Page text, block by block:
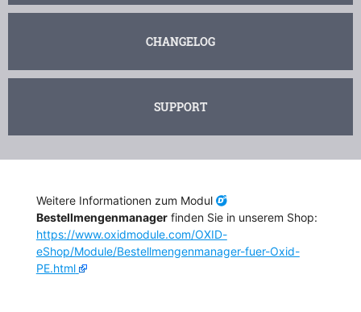
CHANGELOG
SUPPORT
Weitere Informationen zum Modul
Bestellmengenmanagerfinden Sie in unserem Shop:
https://www.oxidmodule.com/OXID-
eShop/Module/Bestellmengenmanager-fuer-Oxid-
PE.html